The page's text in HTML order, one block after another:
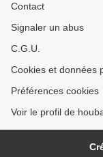
Contact
Signaler un abus
C.G.U.
Cookies et données
Préférences cookies
Voir le profil de